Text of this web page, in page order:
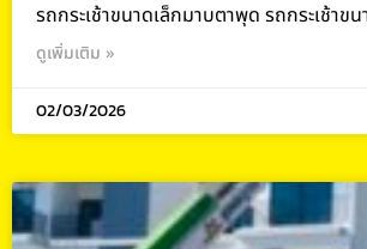
รถกระเช้าขนาดเล็กมาบตาพุด รถกระเช้าขน
ดูเพิ่มเติม »
02/03/2026